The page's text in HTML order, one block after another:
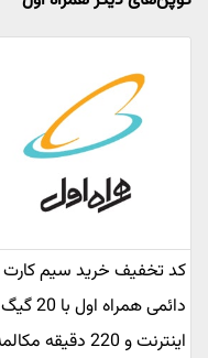
کد تخفیف خرید سیم کارت
دائمی همراه اول با 20 گیگ
اینترنت و 220 دقیقه مکالمه